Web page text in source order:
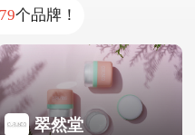
个品牌！
翠然堂